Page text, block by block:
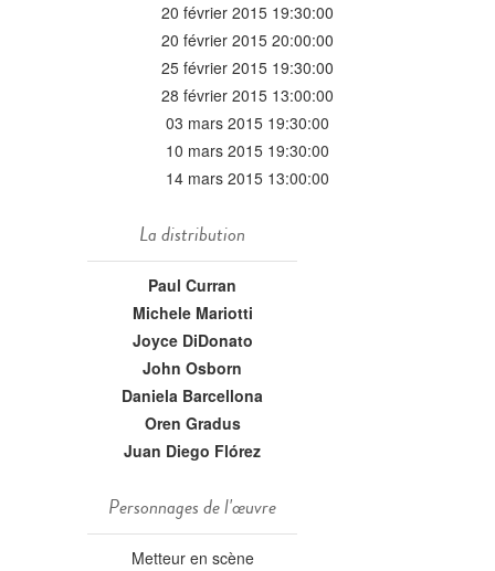
20 février 2015 19:30:00
20 février 2015 20:00:00
25 février 2015 19:30:00
28 février 2015 13:00:00
03 mars 2015 19:30:00
10 mars 2015 19:30:00
14 mars 2015 13:00:00
La distribution
Paul Curran
Michele Mariotti
Joyce DiDonato
John Osborn
Daniela Barcellona
Oren Gradus
Juan Diego Flórez
Personnages de l'œuvre
Metteur en scène